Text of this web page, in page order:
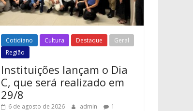
Cotidiano Cultura Destaque
Geral
Região
Instituições lançam o Dia
C, que será realizado em
29/8
6 de agosto de 2026 admin 1